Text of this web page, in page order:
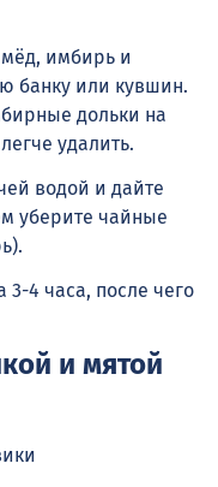
имбирь и
банку или кувшин.
дольки на
удалить.
водой и дайте
уберите чайные
3-4 часа, после чего
и мятой